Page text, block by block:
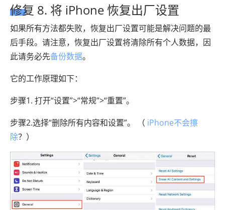
修复 8. 将 iPhone 恢复出厂设置
如果所有方法都失败，恢复出厂设置可能是解决问题的最
后手段。请注意，恢复出厂设置将清除所有个人数据，因
此请务必先备份数据。
它的工作原理如下：
步骤1. 打开“设置”>“常规”>“重置”。
步骤2.选择“删除所有内容和设置”。 （ iPhone不会擦
除？）